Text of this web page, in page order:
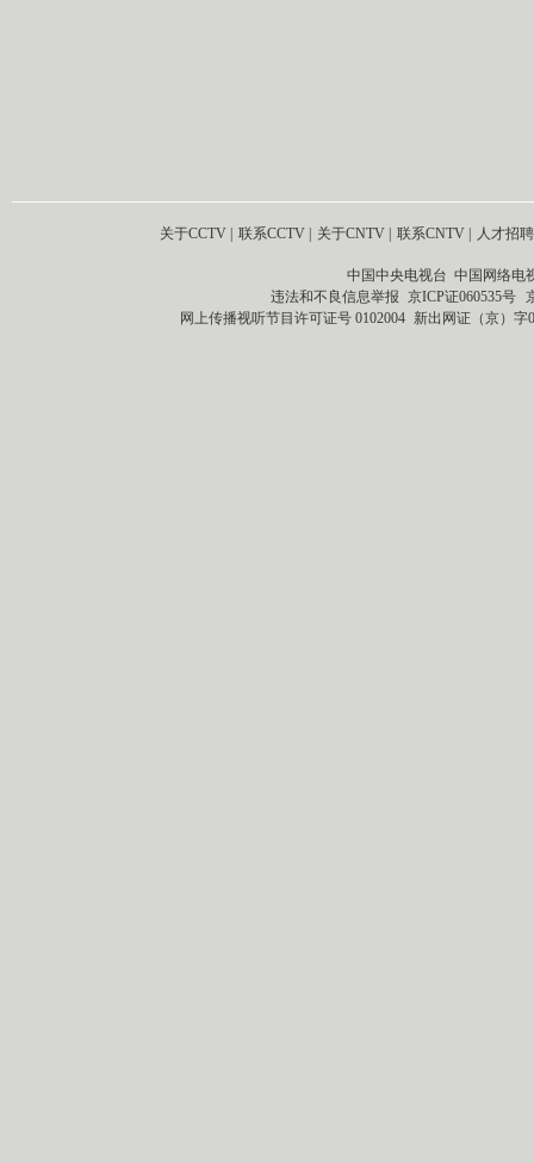
关于CCTV 联系CCTV 关于CNTV 联系CNTV 人才招聘
中国中央电视台 中国网络电
违法和不良信息举报 京ICP证060535号
网上传播视听节目许可证号 0102004 新出网证（京）